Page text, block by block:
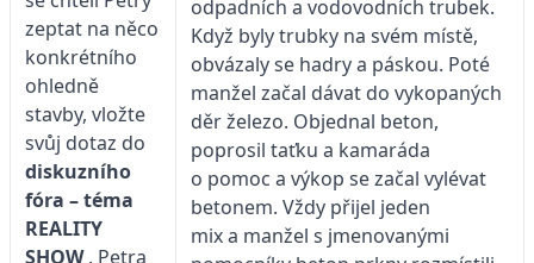
zeptat na něco
konkrétního
ohledně
stavby, vložte
svůj dotaz do
diskuzního
fóra – téma
REALITY
SHOW. Petra
odpadních a vodovodních trubek.
Když byly trubky na svém místě,
obvázaly se hadry a páskou. Poté
manžel začal dávat do vykopaných
děr železo. Objednal beton,
poprosil taťku a kamaráda
o pomoc a výkop se začal vylévat
betonem. Vždy přijel jeden
mix a manžel s jmenovanými